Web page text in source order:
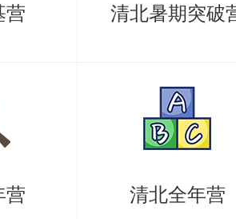
知识点：
其背后的数学原理对
习方法：如卷积神经
等深度学习模型的应
营 清北暑期突破
营 清北全年营